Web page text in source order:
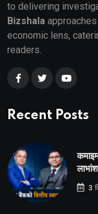
to delivering
Bizshala
economic lens,
readers.
Recent Posts
3